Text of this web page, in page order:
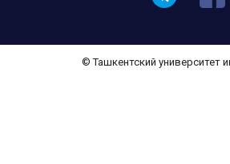
© Ташкентский университет